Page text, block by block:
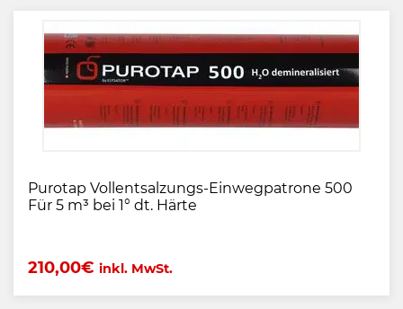
Purotap Vollentsalzungs-Einwegpatrone 500
Für 5 m³ bei 1° dt. Härte
210,00€ inkl. MwSt.